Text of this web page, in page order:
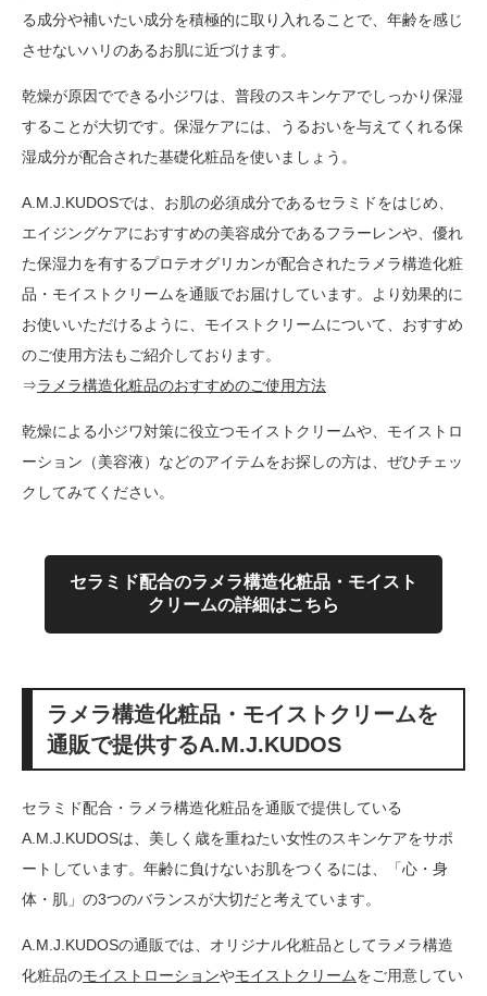
る成分や補いたい成分を積極的に取り入れることで、年齢を感じ
させないハリのあるお肌に近づけます。
乾燥が原因でできる小ジワは、普段のスキンケアでしっかり保湿
することが大切です。保湿ケアには、うるおいを与えてくれる保
湿成分が配合された基礎化粧品を使いましょう。
A.M.J.KUDOSでは、お肌の必須成分であるセラミドをはじめ、
エイジングケアにおすすめの美容成分であるフラーレンや、優れ
た保湿力を有するプロテオグリカンが配合されたラメラ構造化粧
品・モイストクリームを通販でお届けしています。より効果的に
お使いいただけるように、モイストクリームについて、おすすめ
のご使用方法もご紹介しております。
⇒ラメラ構造化粧品のおすすめのご使用方法
乾燥による小ジワ対策に役立つモイストクリームや、モイストロ
ーション（美容液）などのアイテムをお探しの方は、ぜひチェッ
クしてみてください。
セラミド配合のラメラ構造化粧品・モイスト
クリームの詳細はこちら
ラメラ構造化粧品・モイストクリームを
通販で提供するA.M.J.KUDOS
セラミド配合・ラメラ構造化粧品を通販で提供している
A.M.J.KUDOSは、美しく歳を重ねたい女性のスキンケアをサポ
ートしています。年齢に負けないお肌をつくるには、「心・身
体・肌」の3つのバランスが大切だと考えています。
A.M.J.KUDOSの通販では、オリジナル化粧品としてラメラ構造
化粧品のモイストローションやモイストクリームをご用意してい